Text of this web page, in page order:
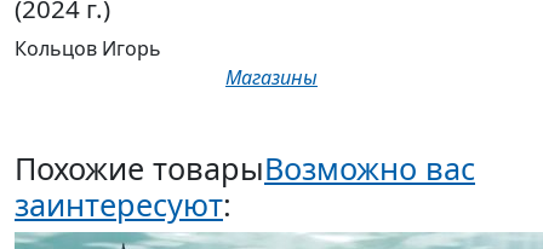
(2024 г.)
Кольцов Игорь
Магазины
Похожие товарыВозможно вас
заинтересуют: